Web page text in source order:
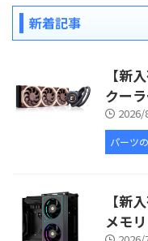
新着記事
【新
クー
2026/
パーツ
【新
メモ